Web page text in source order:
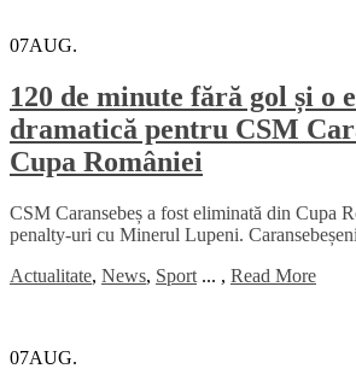
07AUG.
120 de minute fără gol și o
dramatică pentru CSM
Cupa României
CSM Caransebeș a fost eliminată din Cupa
penalty-uri cu Minerul Lupeni.
Actualitate, News, Sport ... , Read More
07AUG.